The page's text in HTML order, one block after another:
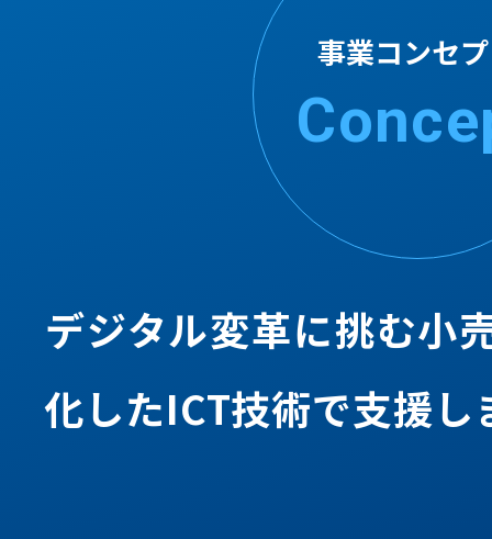
事業コンセ
デジタル変⾰に挑む⼩
化したICT技術で⽀援し